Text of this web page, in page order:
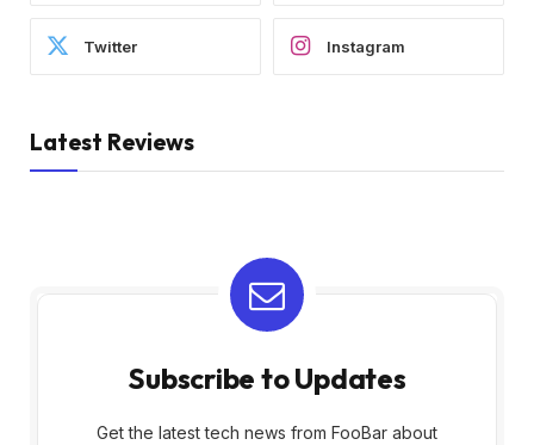
Twitter Instagram
Latest Reviews
Subscribe to Updates
Get the latest tech news from FooBar about